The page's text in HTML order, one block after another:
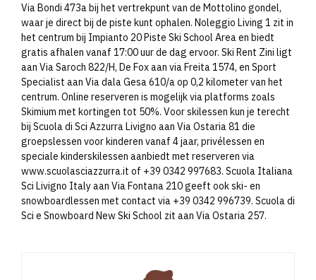
Via Bondi 473a bij het vertrekpunt van de Mottolino gondel,
waar je direct bij de piste kunt ophalen. Noleggio Living 1 zit in
het centrum bij Impianto 20 Piste Ski School Area en biedt
gratis afhalen vanaf 17:00 uur de dag ervoor. Ski Rent Zini ligt
aan Via Saroch 822/H, De Fox aan via Freita 1574, en Sport
Specialist aan Via dala Gesa 610/a op 0,2 kilometer van het
centrum. Online reserveren is mogelijk via platforms zoals
Skimium met kortingen tot 50%. Voor skilessen kun je terecht
bij Scuola di Sci Azzurra Livigno aan Via Ostaria 81 die
groepslessen voor kinderen vanaf 4 jaar, privélessen en
speciale kinderskilessen aanbiedt met reserveren via
www.scuolasciazzurra.it of +39 0342 997683. Scuola Italiana
Sci Livigno Italy aan Via Fontana 210 geeft ook ski- en
snowboardlessen met contact via +39 0342 996739. Scuola di
Sci e Snowboard New Ski School zit aan Via Ostaria 257.